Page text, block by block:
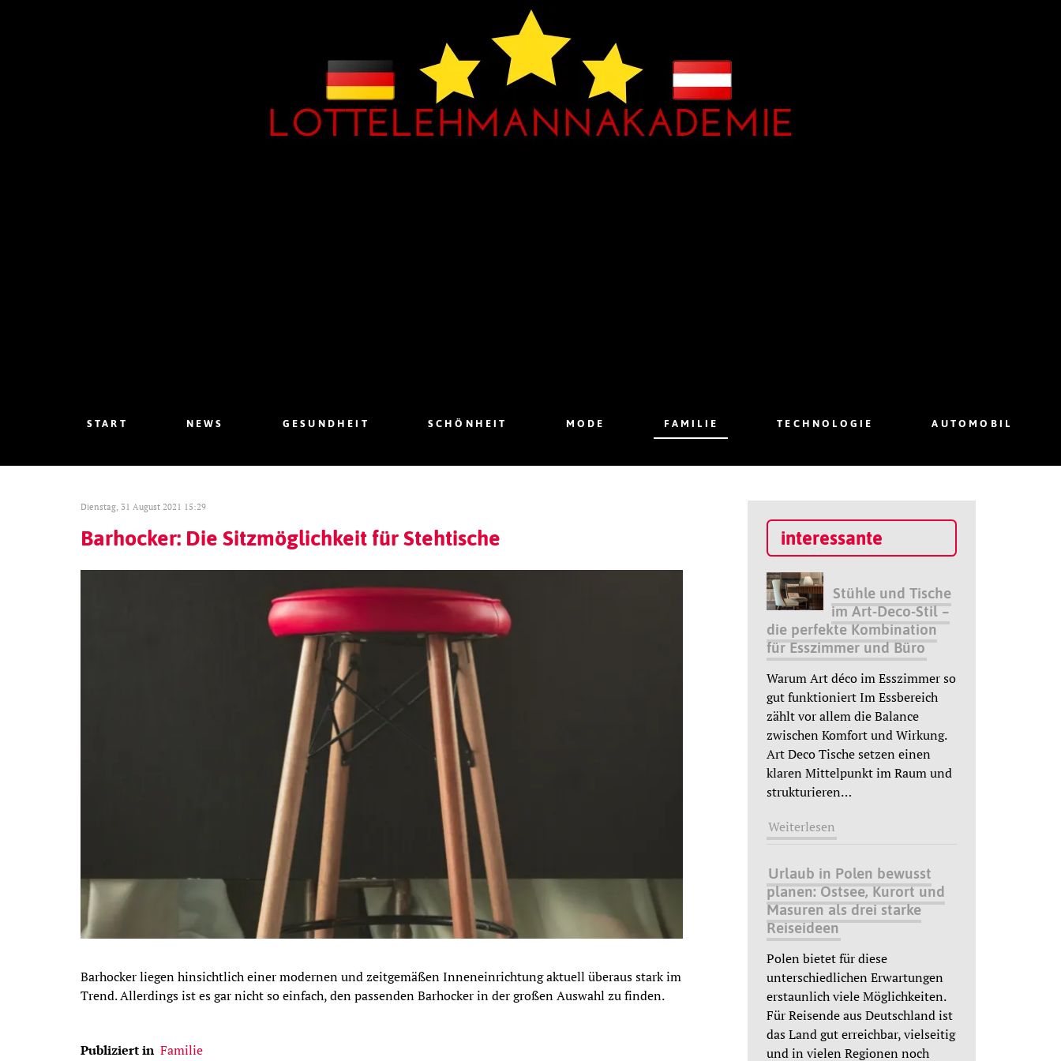
START NEWS GESUNDHEIT SCHÖNHEIT MODE FAMILIE TECHNOLOGIE AUTOMOBIL
Dienstag, 31 August 2021 15:29
Barhocker: Die Sitzmöglichkeit für Stehtische
Barhocker liegen hinsichtlich einer modernen und zeitgemäßen Inneneinrichtung aktuell überaus stark im
Trend. Allerdings ist es gar nicht so einfach, den passenden Barhocker in der großen Auswahl zu finden.
Publiziert in Familie
interessante
Stühle und Tische
im Art-Deco-Stil –
die perfekte Kombination
für Esszimmer und Büro
Warum Art déco im Esszimmer so
gut funktioniert Im Essbereich
zählt vor allem die Balance
zwischen Komfort und Wirkung.
Art Deco Tische setzen einen
klaren Mittelpunkt im Raum und
strukturieren…
Weiterlesen
Urlaub in Polen bewusst
planen: Ostsee, Kurort und
Masuren als drei starke
Reiseideen
Polen bietet für diese
unterschiedlichen Erwartungen
erstaunlich viele Möglichkeiten.
Für Reisende aus Deutschland ist
das Land gut erreichbar, vielseitig
und in vielen Regionen noch